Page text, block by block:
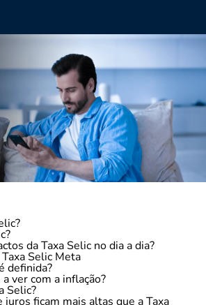
da Taxa Selic no dia a dia?
Selic Meta
definida?
ver com a inflação?
Selic?
juros ficam mais altas que a Taxa